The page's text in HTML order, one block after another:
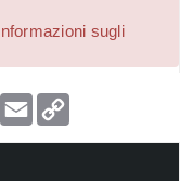
sugli
Message
Email